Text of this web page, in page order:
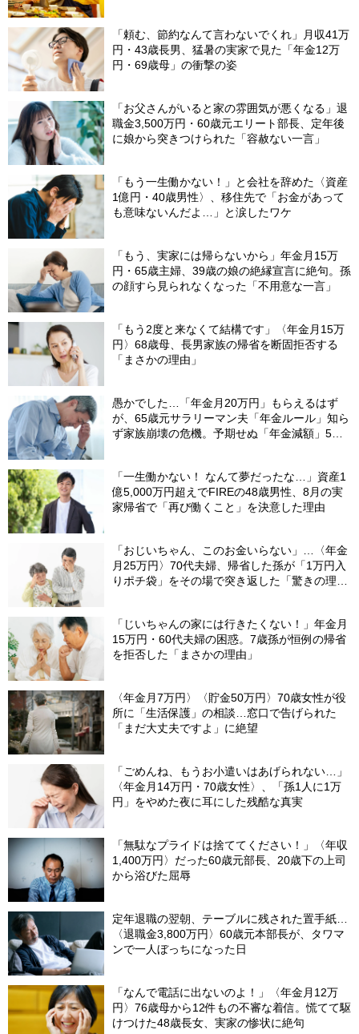
「頼む、節約なんて言わないでくれ」月収41万
円・43歳長男、猛暑の実家で見た「年金12万
円・69歳母」の衝撃の姿
「お父さんがいると家の雰囲気が悪くなる」退
職金3,500万円・60歳元エリート部長、定年後
に娘から突きつけられた「容赦ない一言」
「もう一生働かない！」と会社を辞めた〈資産
1億円・40歳男性〉、移住先で「お金があって
も意味ないんだよ…」と涙したワケ
「もう、実家には帰らないから」年金月15万
円・65歳主婦、39歳の娘の絶縁宣言に絶句。孫
の顔すら見られなくなった「不用意な一言」
「もう2度と来なくて結構です」〈年金月15万
円〉68歳母、長男家族の帰省を断固拒否する
「まさかの理由」
愚かでした…「年金月20万円」もらえるはず
が、65歳元サラリーマン夫「年金ルール」知ら
ず家族崩壊の危機。予期せぬ「年金減額」5つ
「一生働かない！ なんて夢だったな…」資産1
億5,000万円超えでFIREの48歳男性、8月の実
家帰省で「再び働くこと」を決意した理由
「おじいちゃん、このお金いらない」…〈年金
月25万円〉70代夫婦、帰省した孫が「1万円入
りポチ袋」をその場で突き返した「驚きの理
「じいちゃんの家には行きたくない！」年金月
15万円・60代夫婦の困惑。7歳孫が恒例の帰省
を拒否した「まさかの理由」
〈年金月7万円〉〈貯金50万円〉70歳女性が役
所に「生活保護」の相談…窓口で告げられた
「まだ大丈夫ですよ」に絶望
「ごめんね、もうお小遣いはあげられない…」
〈年金月14万円・70歳女性〉、「孫1人に1万
円」をやめた夜に耳にした残酷な真実
「無駄なプライドは捨ててください！」〈年収
1,400万円〉だった60歳元部長、20歳下の上司
から浴びた屈辱
定年退職の翌朝、テーブルに残された置手紙…
〈退職金3,800万円〉60歳元本部長が、タワマ
ンで一人ぼっちになった日
「なんで電話に出ないのよ！」〈年金月12万
円〉76歳母から12件もの不審な着信。慌てて駆
けつけた48歳長女、実家の惨状に絶句